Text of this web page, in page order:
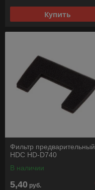
Купить
Фильтр предварительный
HDC HD-D740
В наличии
5,40 руб.